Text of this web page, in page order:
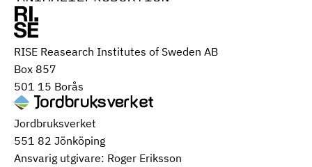
RISE Reasearch Institutes of Sweden AB
Box 857
501 15 Borås
Jordbruksverket
551 82 Jönköping
Ansvarig utgivare: Roger Eriksson